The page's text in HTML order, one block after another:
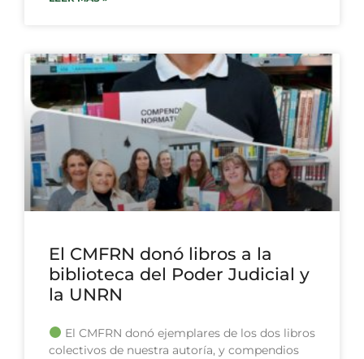
El CMFRN donó libros a la
biblioteca del Poder Judicial y
la UNRN
El CMFRN donó ejemplares de los dos libros
colectivos de nuestra autoría, y compendios